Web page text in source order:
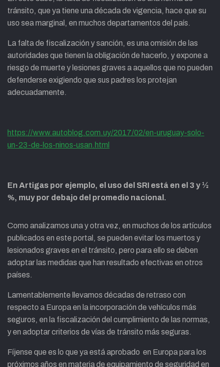
tránsito, que ya tiene una década de vigencia, hace que su
uso sea marginal, en muchos departamentos del país.
La falta de fiscalización y sanción, es una omisión de las
autoridades que tienen la obligación de hacerlo, y expone a
riesgo de muerte y lesiones graves a aquellos que no pueden
defenderse exigiendo que sus padres los protejan
adecuadamente.
https://www.autoblog.com.uy/2017/02/en-uruguay-solo-
un-23-de-los-ninos-usan.html
En Artigas por ejemplo, el uso del SRI está en el 3 y ½
%, muy por debajo del promedio nacional.
Como analizamos una y otra vez, en muchos de los artículos
publicados en este portal, se pueden evitar los muertos y
lesionados graves en el tránsito, pero para ello se deben
adoptar las medidas que han resultado efectivas en otros
países.
Lamentablemente llevamos décadas de retraso con
respecto a Europa en la incorporación de vehículos más
seguros, en la fiscalización del cumplimiento de las normas,
y en adoptar criterios de vías de tránsito más seguras.
Fíjense que es lo que ya está aprobado en Europa para los
próximos años en materia de equipamiento de seguridad en